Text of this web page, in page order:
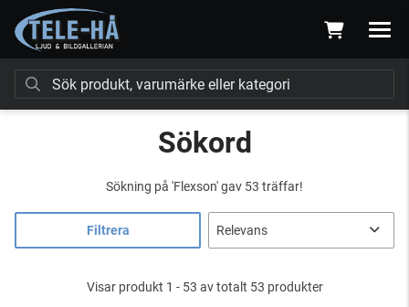
Sökord
Sökning på 'Flexson'gav 53 träffar!
Filtrera
Visar produkt 1 - 53 av totalt 53 produkter